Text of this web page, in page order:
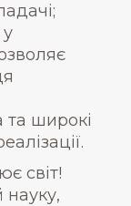
широкі
світ!